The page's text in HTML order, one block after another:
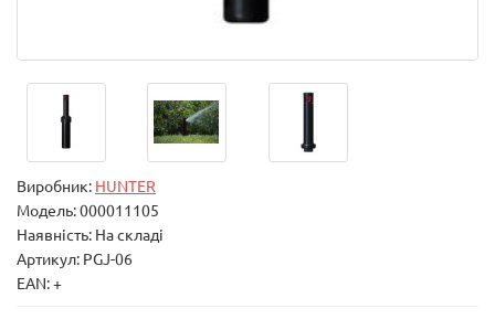
Виробник: HUNTER
Модель:000011105
Наявність: На складі
Артикул: PGJ-06
EAN: +